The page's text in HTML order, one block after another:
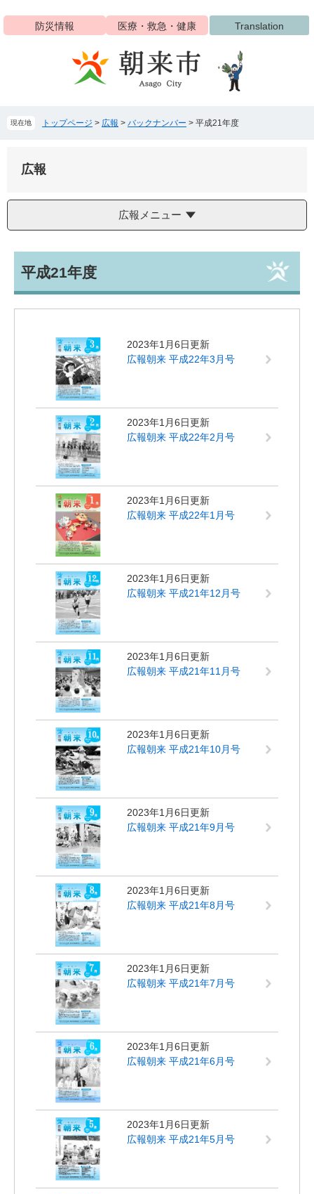
ジ
ュ
防災情報 医療・救急・健康 Translation
現在地 トップページ > 広報 > バックナンバー > 平成21年度
広報
広報メニュー
文平成21年度
2023年1月6日更新
広報朝来 平成22年3月号
2023年1月6日更新
広報朝来 平成22年2月号
2023年1月6日更新
広報朝来 平成22年1月号
2023年1月6日更新
広報朝来 平成21年12月号
2023年1月6日更新
広報朝来 平成21年11月号
2023年1月6日更新
広報朝来 平成21年10月号
2023年1月6日更新
広報朝来 平成21年9月号
2023年1月6日更新
広報朝来 平成21年8月号
2023年1月6日更新
広報朝来 平成21年7月号
2023年1月6日更新
広報朝来 平成21年6月号
2023年1月6日更新
広報朝来 平成21年5月号